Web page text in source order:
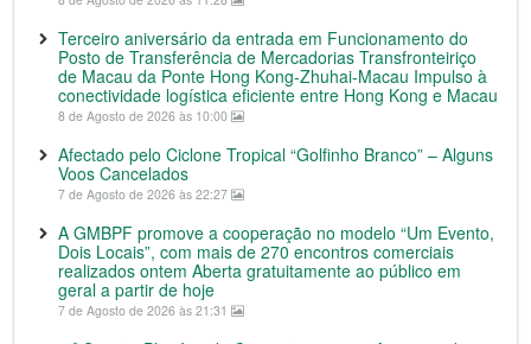
Terceiro aniversário da entrada em Funcionamento do
Posto de Transferência de Mercadorias Transfronteiriço
de Macau da Ponte Hong Kong-Zhuhai-Macau Impulso à
conectividade logística eficiente entre Hong Kong e Macau
8 de Agosto de 2026 às 10:00
Afectado pelo Ciclone Tropical “Golfinho Branco” – Alguns
Voos Cancelados
7 de Agosto de 2026 às 22:27
A GMBPF promove a cooperação no modelo “Um Evento,
Dois Locais”, com mais de 270 encontros comerciais
realizados ontem Aberta gratuitamente ao público em
geral a partir de hoje
7 de Agosto de 2026 às 21:31